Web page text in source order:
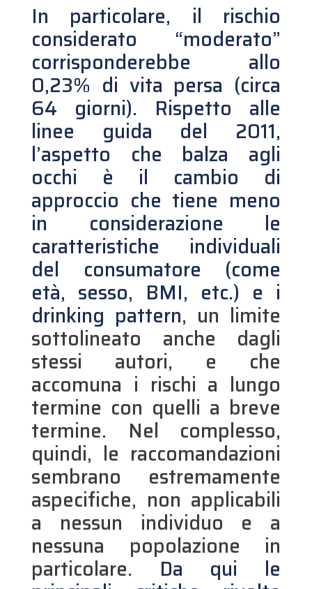
In particolare, il rischio
considerato “moderato”
corrisponderebbe allo
0,23% di vita persa (circa
64 giorni). Rispetto alle
linee guida del 2011,
l’aspetto che balza agli
occhi è il cambio di
approccio che tiene meno
in considerazione le
caratteristiche individuali
del consumatore (come
età, sesso, BMI, etc.) e i
drinking pattern, un limite
sottolineato anche dagli
stessi autori, e che
accomuna i rischi a lungo
termine con quelli a breve
termine. Nel complesso,
quindi, le raccomandazioni
sembrano estremamente
aspecifiche, non applicabili
a nessun individuo e a
nessuna popolazione in
particolare. Da qui le